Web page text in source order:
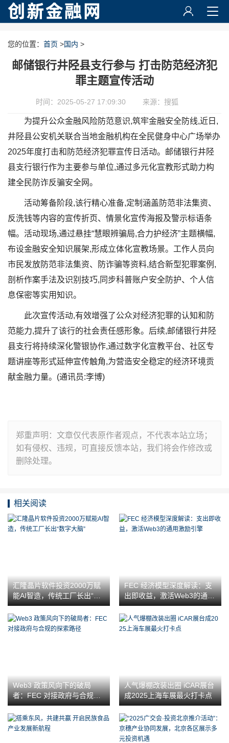
您的位置： 首页 >国内 >
邮储银行井陉县支行参与 打击防范经济犯
罪主题宣传活动
时间：2025-05-27 17:09:30 来源：搜狐
为提升公众金融风险防范意识,筑牢金融安全防线,近日,
井陉县公安机关联合当地金融机构在全民健身中心广场举办
2025年度打击和防范经济犯罪宣传日活动。邮储银行井陉
县支行银行作为主要参与单位,通过多元化宣教形式助力构
建全民防诈反骗安全网。
活动筹备阶段,该行精心准备,定制涵盖防范非法集资、
反洗钱等内容的宣传折页、情景化宣传海报及警示标语条
幅。活动现场,通过悬挂“慧眼辨骗局,合力护经济”主题横幅,
布设金融安全知识展架,形成立体化宣教场景。工作人员向
市民发放防范非法集资、防诈骗等资料,结合新型犯罪案例,
剖析作案手法及识别技巧,同步科普账户安全防护、个人信
息保密等实用知识。
此次宣传活动,有效增强了公众对经济犯罪的认知和防
范能力,提升了该行的社会责任感形象。后续,邮储银行井陉
县支行将持续深化警银协作,通过数字化宣教平台、社区专
题讲座等形式延伸宣传触角,为营造安全稳定的经济环境贡
献金融力量。(通讯员:李博)
郑重声明：文章仅代表原作者观点，不代表本站立场；
如有侵权、违规，可直接反馈本站，我们将会作修改或
删除处理。
相关阅读
汇隆晶片软件投资2000万赋
能AI智造，传统工厂长出“数
字大脑”
FEC 经济模型深度解读：支
出即收益，激活Web3的通用
激励引擎
Web3 政策风向下的破局
者：FEC 对接政府与合规的
探索路径
人气爆棚改装出圈 iCAR展台
成2025上海车展最火打卡点